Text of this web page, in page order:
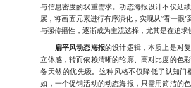
与信息密度的双重需求。动态海报设计不仅延
展，将画面元素进行有序演化，实现从“看一眼
与强传播性，逐渐成为主流选择，尤其是在追
扁平风动态海报的设计逻辑，本质上是对
立体感，转而依赖清晰的轮廓、高对比度的色
备天然的优先级。这种风格不仅降低了认知
如，一个促销活动的动态海报，只需用简洁的